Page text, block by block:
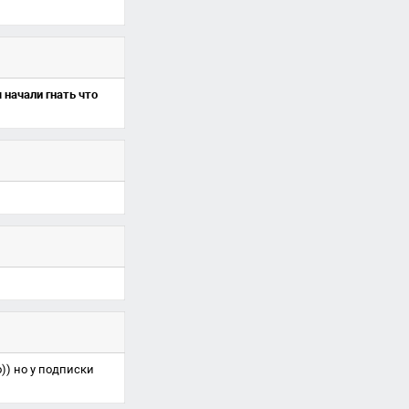
гнать что
но у подписки